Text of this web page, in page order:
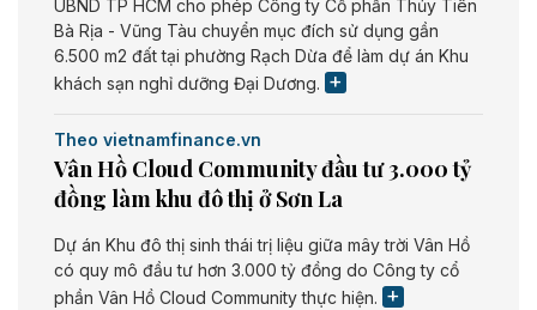
UBND TP HCM cho phép Công ty Cổ phần Thủy Tiên
Bà Rịa - Vũng Tàu chuyển mục đích sử dụng gần
6.500 m2 đất tại phường Rạch Dừa để làm dự án Khu
khách sạn nghỉ dưỡng Đại Dương.
Theo vietnamfinance.vn
Vân Hồ Cloud Community đầu tư 3.000 tỷ
đồng làm khu đô thị ở Sơn La
Dự án Khu đô thị sinh thái trị liệu giữa mây trời Vân Hồ
có quy mô đầu tư hơn 3.000 tỷ đồng do Công ty cổ
phần Vân Hồ Cloud Community thực hiện.